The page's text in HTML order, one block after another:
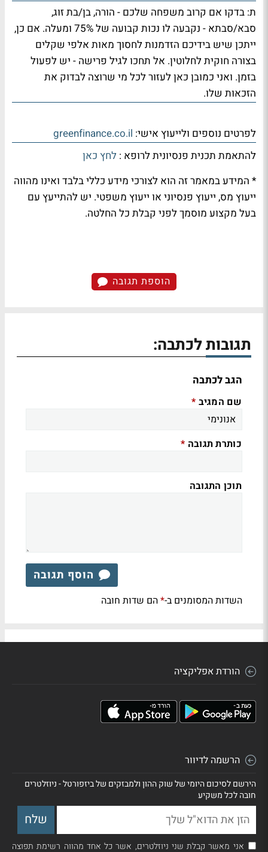
ת: בדקו אם קרוב משפחה שלכם - הורה, בן/בת זוג,
סבא/סבתא - נקבעה לו נכות קבועה של 75% ומעלה. אם כן,
ייתכן שיש בידיכם הזדמנות לחסוך מאות אלפי שקלים
בצורה חוקית לחלוטין. אל תחכו לגיל פרישה - יש לפעול
בזמן. ואני כמובן כאן לעזור לכל מי שרוצה לבדוק את
הזכאות שלו.
לפרטים נוספים ולייעוץ אישי: greenfinance.co.il
להתאמת תכנית פנסיונית לרופא : לחץ כאן
* המידע במאמר זה הוא לצורכי מידע כללי בלבד ואינו מהווה
ייעוץ מס, ייעוץ פנסיוני או ייעוץ משפטי. יש להתייעץ עם
בעל מקצוע מוסמך לפני קבלת כל החלטה.
הוספת תגובה
תגובות לכתבה:
הגב לכתבה
שם המגיב *
כותרת תגובה *
תוכן התגובה
הוסף תגובה
השדות המסומנים ב-*הם שדות חובה
הורדת אפליקציה
הרשמה לדיוור
הירשם לסיכום היומי של שוק ההון ולמבזקים של ביזפורטל - ניוזלטרים
חובה לכל משקיע
אני מאשר קבלת שני ניוזלטרים, אשר כל אחד מהווה רשימת תפוצה